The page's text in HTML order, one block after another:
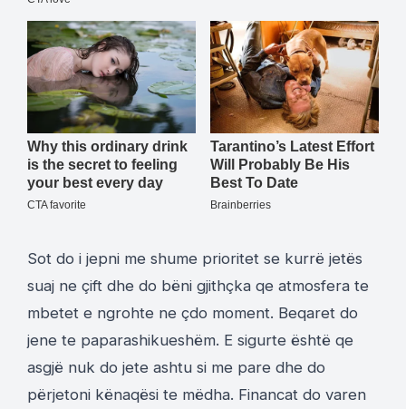
Sot do i jepni me shume prioritet se kurrë jetës
suaj ne çift dhe do bëni gjithçka qe atmosfera te
mbetet e ngrohte ne çdo moment. Beqaret do
jene te paparashikueshëm. E sigurte është qe
asgjë nuk do jete ashtu si me pare dhe do
përjetoni kënaqësi te mëdha. Financat do varen